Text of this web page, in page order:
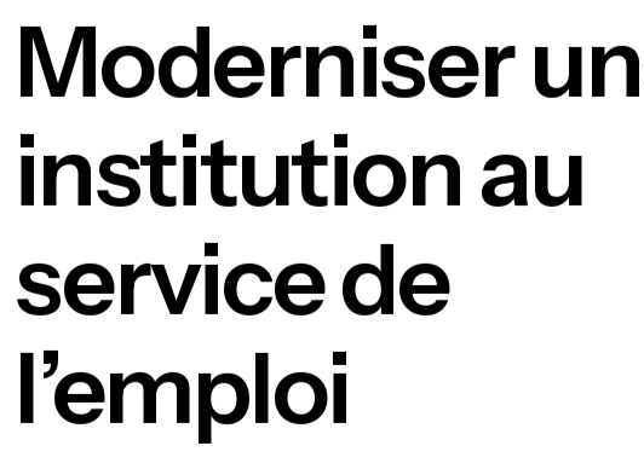
Moderniser
institution au
service de
l’emploi